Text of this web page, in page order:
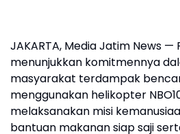
JAKARTA, Media Jatim News —
menunjukkan komitmennya
masyarakat terdampak
menggunakan helikopter
melaksanakan misi
bantuan makanan siap saji